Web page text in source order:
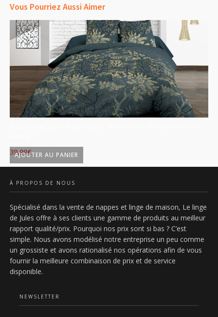
Vous Pourriez Aussi Aimer
AJOUTER AU PANIER
39,99€
À PROPOS DE NOUS
Spécialisé dans la vente de nappes et linge de maison, Le linge
de Jules offre à ses clients une gamme de produits au meilleur
rapport qualité/prix. Pourquoi nos prix sont si bas ? C’est
simple. Nous avons modélisé notre entreprise un peu comme
un grossiste et avons rationalisé nos opérations afin de vous
fournir la meilleure combinaison de prix et de service
disponible.
NEWSLETTER